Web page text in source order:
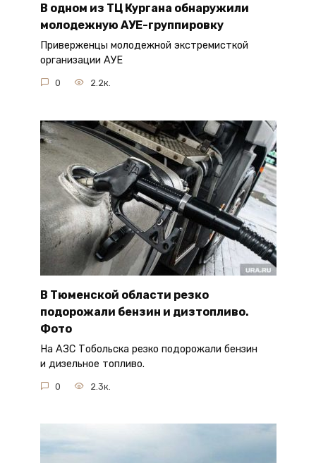
В одном из ТЦ Кургана обнаружили
молодежную АУЕ-группировку
Приверженцы молодежной экстремисткой
организации АУЕ
0 2.2к.
В Тюменской области резко
подорожали бензин и дизтопливо.
Фото
На АЗС Тобольска резко подорожали бензин
и дизельное топливо.
0 2.3к.